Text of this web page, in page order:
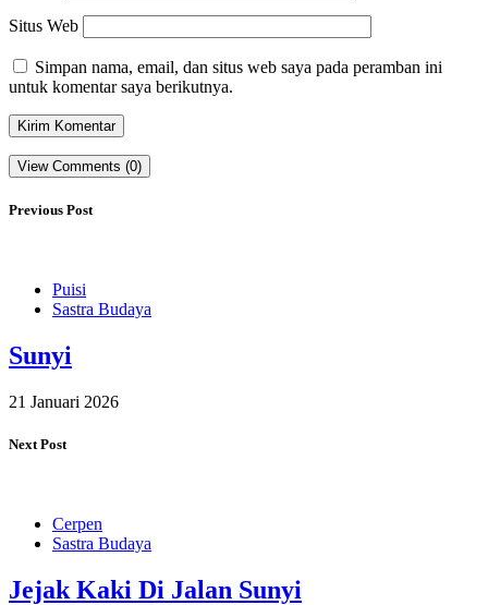
Situs Web
Simpan nama, email, dan situs web saya pada peramban ini
untuk komentar saya berikutnya.
View Comments (0)
Previous Post
Puisi
Sastra Budaya
Sunyi
21 Januari 2026
Next Post
Cerpen
Sastra Budaya
Jejak Kaki Di Jalan Sunyi